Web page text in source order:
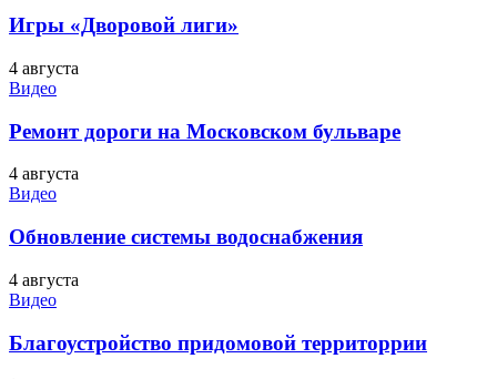
Игры «Дворовой лиги»
4 августа
Видео
Ремонт дороги на Московском бульваре
4 августа
Видео
Обновление системы водоснабжения
4 августа
Видео
Благоустройство придомовой территоррии